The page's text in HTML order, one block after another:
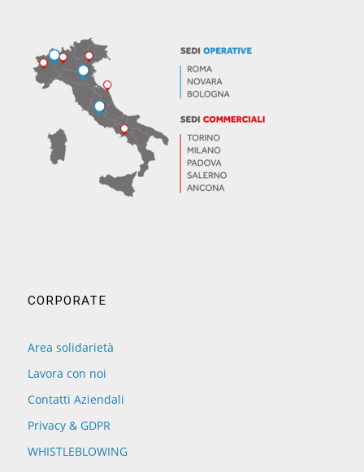
CORPORATE
Area solidarietà
Lavora con noi
Contatti Aziendali
Privacy & GDPR
WHISTLEBLOWING